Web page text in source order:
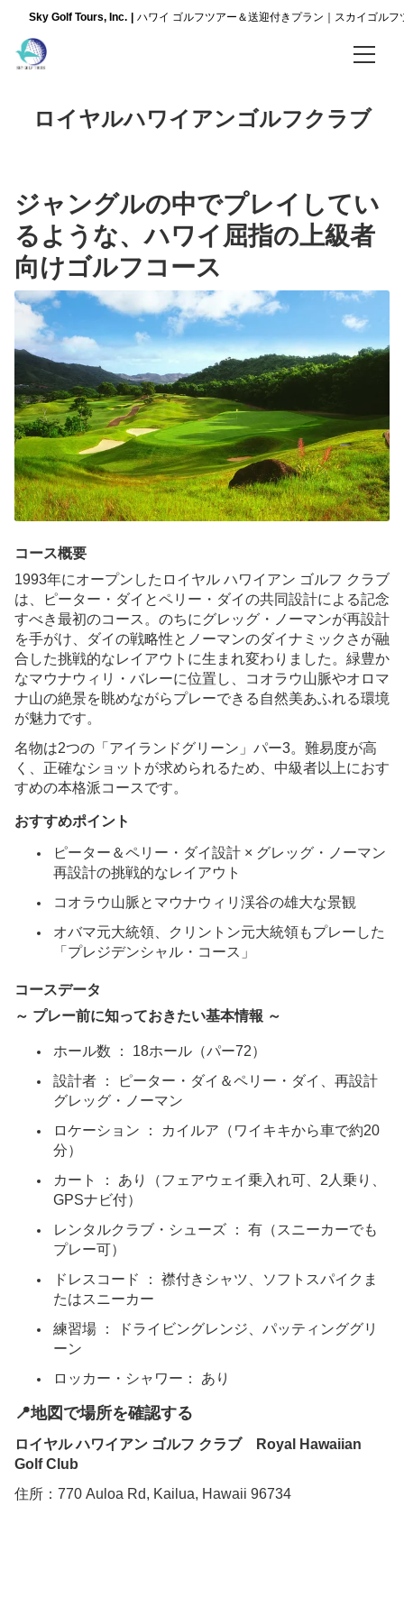
Sky Golf Tours, Inc. ハワイ ゴルフツアー＆送迎付きプラン｜スカイゴルフ
ルーレットプランについて
【人気】ルーレットゴルフプラン
【新登場】午後のルーレットゴルフプラン
ゴルフコース
コオリナゴルフクラブ
カポレイゴルフクラブ
タートルベイゴルフクラブ
ハワイプリンスゴルフクラブ
ワイケレカントリークラブ
ロイヤルクニアカントリークラブ
パールアットカラウアオ
ミリラニゴルフクラブ
360°エバビーチカントリークラブ
マカハバレーカントリークラブ（イースト）
コーラルクリークゴルフコース
ロイヤルハワイアンゴルフクラブ
ホノルルカントリークラブ
ご案内
お問い合わせ
プライバシーポリシー
日本語
ロイヤルハワイアンゴルフクラブ
ジャングルの中でプレイしてい
るような、ハワイ屈指の上級者
向けゴルフコース
コース概要
1993年にオープンしたロイヤル ハワイアン ゴルフ クラブ
は、ピーター・ダイとペリー・ダイの共同設計による記念
すべき最初のコース。のちにグレッグ・ノーマンが再設計
を手がけ、ダイの戦略性とノーマンのダイナミックさが融
合した挑戦的なレイアウトに生まれ変わりました。緑豊か
なマウナウィリ・バレーに位置し、コオラウ山脈やオロマ
ナ山の絶景を眺めながらプレーできる自然美あふれる環境
が魅力です。
名物は2つの「アイランドグリーン」パー3。難易度が高
く、正確なショットが求められるため、中級者以上におす
すめの本格派コースです。
おすすめポイント
ピーター＆ペリー・ダイ設計 × グレッグ・ノーマン
再設計の挑戦的なレイアウト
コオラウ山脈とマウナウィリ渓谷の雄大な景観
オバマ元大統領、クリントン元大統領もプレーした
「プレジデンシャル・コース」
コースデータ
～ プレー前に知っておきたい基本情報 ～
ホール数 ： 18ホール（パー72）
設計者 ： ピーター・ダイ＆ペリー・ダイ、再設計
グレッグ・ノーマン
ロケーション ： カイルア（ワイキキから車で約20
分）
カート
： あり（フェアウェイ乗入れ可、2人乗り、
GPSナビ付）
レンタルクラブ・シューズ ： 有（スニーカーでも
プレー可）
ドレスコード
： 襟付きシャツ、ソフトスパイクま
たはスニーカー
練習場 ： ドライビングレンジ、パッティンググリ
ーン
ロッカー・シャワー ： あり
📍地図で場所を確認する
ロイヤル ハワイアン ゴルフ クラブ Royal Hawaiian
Golf Club
住所：770 Auloa Rd, Kailua, Hawaii 96734